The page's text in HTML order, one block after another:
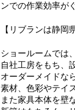
ンでの作業効率が
【リブランは静岡
ショールームでは
自社工房をもち、
オーダーメイドな
素材、色彩やテイ
また家具本体を壁